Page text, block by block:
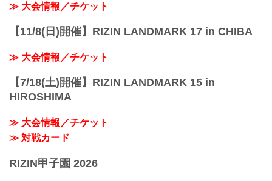
≫ 大会情報／チケット
【11/8(日)開催】RIZIN LANDMARK 17 in CHIBA
≫ 大会情報／チケット
【7/18(土)開催】RIZIN LANDMARK 15 in
HIROSHIMA
≫ 大会情報／チケット
≫ 対戦カード
RIZIN甲子園 2026